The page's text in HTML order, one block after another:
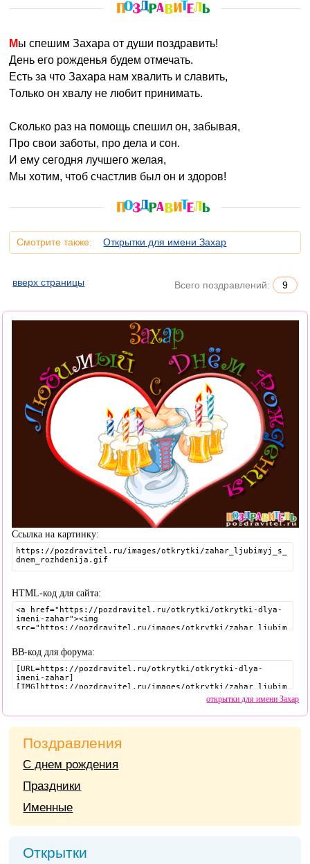
Мы спешим Захара от души поздравить!
День его рожденья будем отмечать.
Есть за что Захара нам хвалить и славить,
Только он хвалу не любит принимать.
Сколько раз на помощь спешил он, забывая,
Про свои заботы, про дела и сон.
И ему сегодня лучшего желая,
Мы хотим, чтоб счастлив был он и здоров!
Смотрите также: Открытки для имени Захар
вверх страницы Всего поздравлений: 9
Ссылка на картинку:
HTML-код для сайта:
BB-код для форума:
открытки для имени Захар
Поздравления
С днем рождения
Праздники
Именные
Открытки